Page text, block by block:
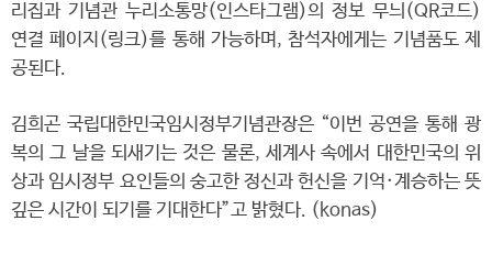
리집과 기념관 누리소통망(인스타그램)의 정보 무늬(QR코드)
연결 페이지(링크)를 통해 가능하며, 참석자에게는 기념품도 제
공된다.
김희곤 국립대한민국임시정부기념관장은 “이번 공연을 통해 광
복의 그 날을 되새기는 것은 물론, 세계사 속에서 대한민국의 위
상과 임시정부 요인들의 숭고한 정신과 헌신을 기억·계승하는 뜻
깊은 시간이 되기를 기대한다”고 밝혔다. (konas)